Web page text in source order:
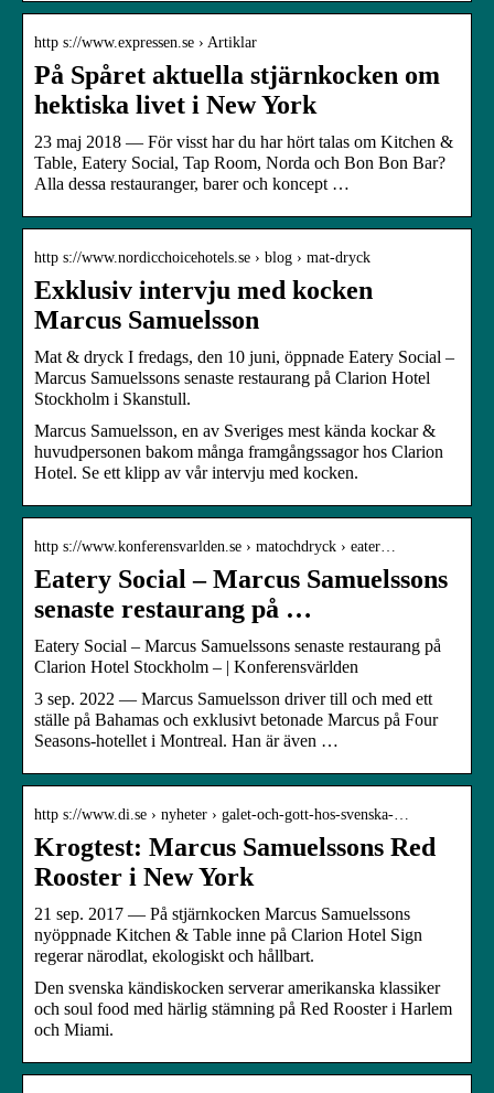
http s://www.expressen.se › Artiklar
På Spåret aktuella stjärnkocken om
hektiska livet i New York
23 maj 2018 — För visst har du har hört talas om Kitchen &
Table, Eatery Social, Tap Room, Norda och Bon Bon Bar?
Alla dessa restauranger, barer och koncept …
http s://www.nordicchoicehotels.se › blog › mat-dryck
Exklusiv intervju med kocken
Marcus Samuelsson
Mat & dryck I fredags, den 10 juni, öppnade Eatery Social –
Marcus Samuelssons senaste restaurang på Clarion Hotel
Stockholm i Skanstull.
Marcus Samuelsson, en av Sveriges mest kända kockar &
huvudpersonen bakom många framgångssagor hos Clarion
Hotel. Se ett klipp av vår intervju med kocken.
http s://www.konferensvarlden.se › matochdryck › eater…
Eatery Social – Marcus Samuelssons
senaste restaurang på …
Eatery Social – Marcus Samuelssons senaste restaurang på
Clarion Hotel Stockholm – | Konferensvärlden
3 sep. 2022 — Marcus Samuelsson driver till och med ett
ställe på Bahamas och exklusivt betonade Marcus på Four
Seasons-hotellet i Montreal. Han är även …
http s://www.di.se › nyheter › galet-och-gott-hos-svenska-…
Krogtest: Marcus Samuelssons Red
Rooster i New York
21 sep. 2017 — På stjärnkocken Marcus Samuelssons
nyöppnade Kitchen & Table inne på Clarion Hotel Sign
regerar närodlat, ekologiskt och hållbart.
Den svenska kändiskocken serverar amerikanska klassiker
och soul food med härlig stämning på Red Rooster i Harlem
och Miami.